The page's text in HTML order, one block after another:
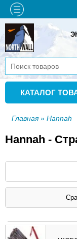
КАТАЛОГ
Главная» Hannah
Hannah -
убыв